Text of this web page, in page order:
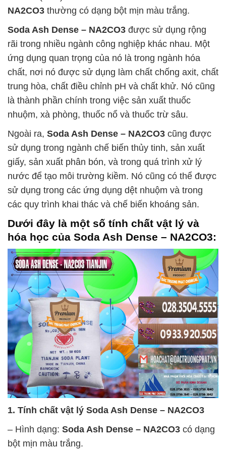
NA2CO3 thường có dạng bột mịn màu trắng.
Soda Ash Dense – NA2CO3 được sử dụng rộng
rãi trong nhiều ngành công nghiệp khác nhau. Một
ứng dụng quan trọng của nó là trong ngành hóa
chất, nơi nó được sử dụng làm chất chống axit, chất
trung hòa, chất điều chỉnh pH và chất khử. Nó cũng
là thành phần chính trong việc sản xuất thuốc
nhuộm, xà phòng, thuốc nổ và thuốc trừ sâu.
Ngoài ra, Soda Ash Dense – NA2CO3 cũng được
sử dụng trong ngành chế biến thủy tinh, sản xuất
giấy, sản xuất phân bón, và trong quá trình xử lý
nước để tạo môi trường kiềm. Nó cũng có thể được
sử dụng trong các ứng dụng dệt nhuộm và trong
các quy trình khai thác và chế biến khoáng sản.
Dưới đây là một số tính chất vật lý và
hóa học của Soda Ash Dense – NA2CO3:
1. Tính chất vật lý Soda Ash Dense – NA2CO3
– Hình dạng: Soda Ash Dense – NA2CO3 có dạng
bột mịn màu trắng.